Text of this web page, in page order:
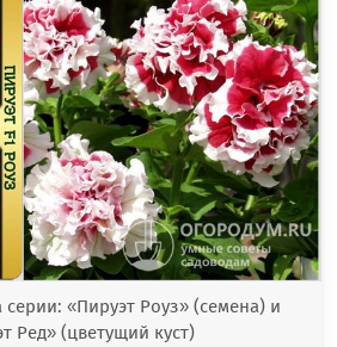
«Пируэт Роуз» (семена) и
Ред» (цветущий куст)